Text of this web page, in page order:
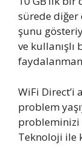
sürede diğer
şunu
ve
WiFi Direct’i
problem
probleminizi
Teknoloji ile